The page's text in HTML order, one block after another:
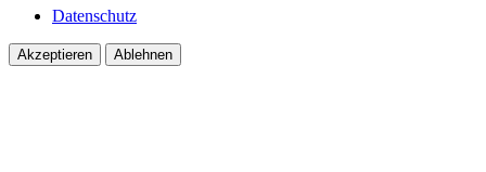
Datenschutz
Akzeptieren Ablehnen